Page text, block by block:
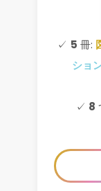
✓ 5 冊:
ショ
✓ 8